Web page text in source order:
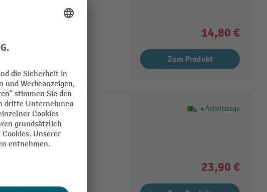
14,80 €
Zum Produkt
4 Arbeitstage
23,90 €